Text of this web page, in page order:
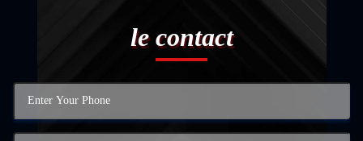
le contact